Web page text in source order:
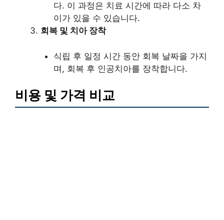
다. 이 과정은 치료 시간에 따라 다소 차
이가 있을 수 있습니다.
회복 및 치아 장착
식립 후 일정 시간 동안 회복 날짜을 가지
며, 회복 후 인공치아를 장착합니다.
비용 및 가격 비교